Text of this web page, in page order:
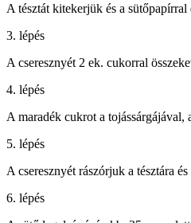
A tésztát kitekerjük és a
3. lépés
A cseresznyét 2 ek. cukorral
4. lépés
A maradék cukrot a
5. lépés
A cseresznyét rászórjuk a tésztára
6. lépés